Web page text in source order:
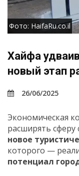
Фото: HaifaRu.co.il
Хайфа
новый этап
26/06/2025
Экономическая
расширять сферу
новое
которого —
потенциал